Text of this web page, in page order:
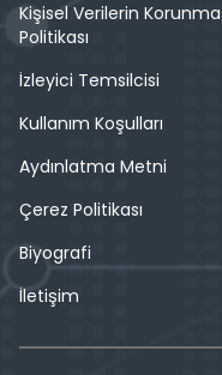
Kişisel Verilerin
Politikası
İzleyici Temsilcisi
Kullanım Koşulları
Aydınlatma Metni
Çerez Politikası
Biyografi
İletişim